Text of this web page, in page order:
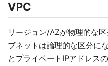
VPC
リージョン/AZが物理的な
ブネットは論理的な区分に
とプライベートIPアドレス